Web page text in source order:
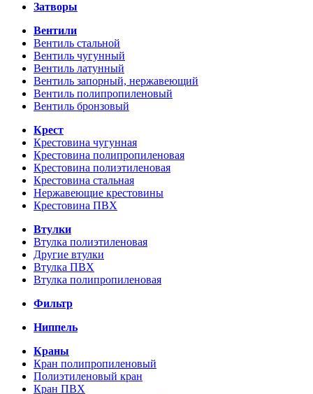
Затворы
Вентили
Вентиль стальной
Вентиль чугунный
Вентиль латунный
Вентиль запорный, нержавеющий
Вентиль полипропиленовый
Вентиль бронзовый
Крест
Крестовина чугунная
Крестовина полипропиленовая
Крестовина полиэтиленовая
Крестовина стальная
Нержавеющие крестовины
Крестовина ПВХ
Втулки
Втулка полиэтиленовая
Другие втулки
Втулка ПВХ
Втулка полипропиленовая
Фильтр
Ниппель
Краны
Кран полипропиленовый
Полиэтиленовый кран
Кран ПВХ